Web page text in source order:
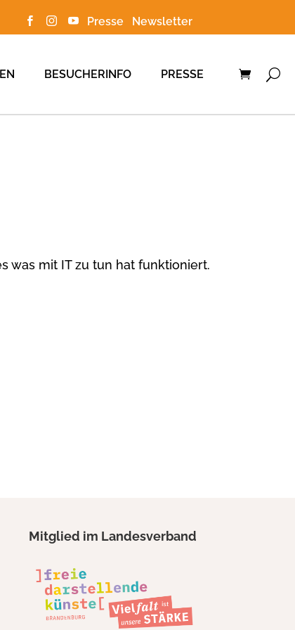
   Presse Newsletter
BESUCHERINFO PRESSE
was mit IT zu tun hat funktioniert.
Mitglied im Landesverband